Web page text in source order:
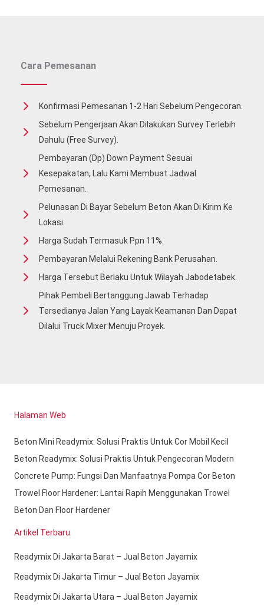
Cara Pemesanan
Konfirmasi Pemesanan 1-2 Hari Sebelum Pengecoran.
Sebelum Pengerjaan Akan Dilakukan Survey Terlebih
Dahulu (free Survey).
Pembayaran (Dp) Down Payment Sesuai
Kesepakatan, Lalu Kami Membuat Jadwal
Pemesanan.
Pelunasan Di Bayar Sebelum Beton Akan Di Kirim Ke
Lokasi.
Harga Sudah Termasuk Ppn 11%.
Pembayaran Melalui Rekening Bank Perusahan.
Harga Tersebut Berlaku Untuk Wilayah Jabodetabek.
Pihak Pembeli Bertanggung Jawab Terhadap
Tersedianya Jalan Yang Layak Keamanan Dan Dapat
Dilalui Truck Mixer Menuju Proyek.
Halaman Web
Beton Mini Readymix: Solusi Praktis Untuk Cor Mobil Kecil
Beton Readymix: Solusi Praktis Untuk Pengecoran Modern
Concrete Pump: Fungsi Dan Manfaatnya Pompa Cor Beton
Trowel Floor Hardener: Lantai Rapih Menggunakan Trowel
Beton Dan Floor Hardener
Artikel Terbaru
Readymix Di Jakarta Barat – Jual Beton Jayamix
Readymix Di Jakarta Timur – Jual Beton Jayamix
Readymix Di Jakarta Utara – Jual Beton Jayamix